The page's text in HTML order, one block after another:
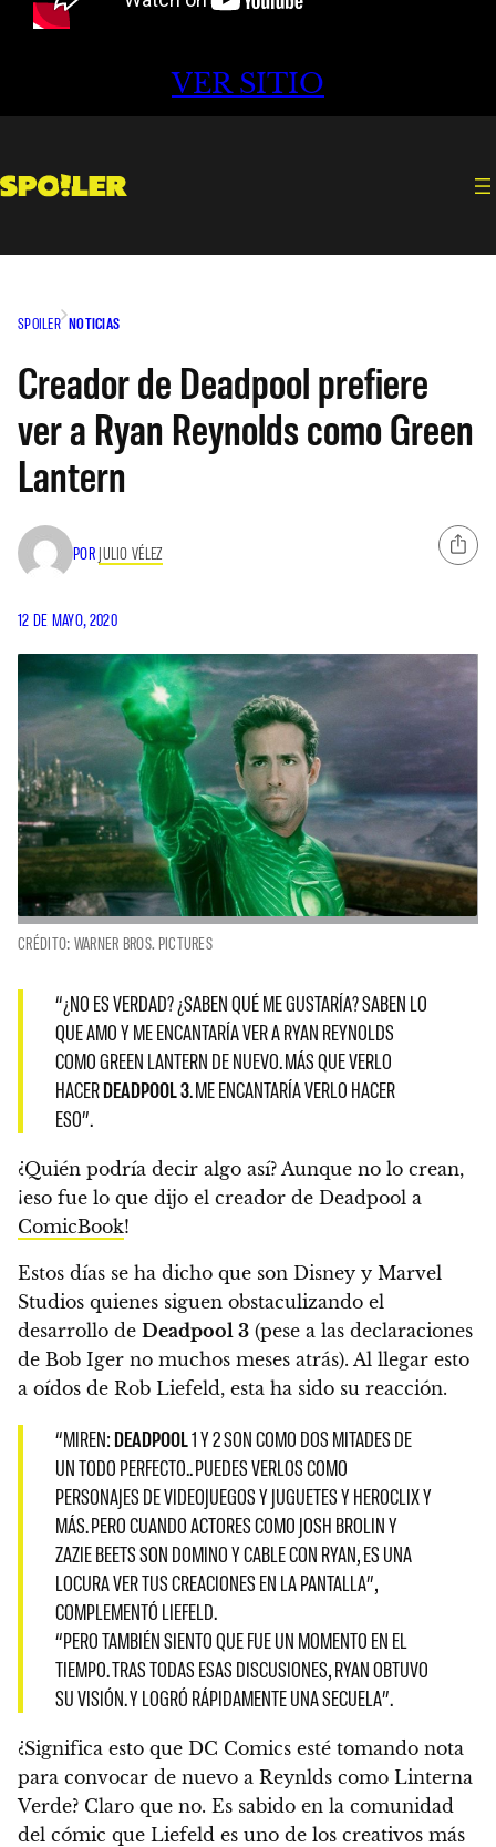
VER SITIO
SPOILER NOTICIAS
Creador de Deadpool prefiere
ver a Ryan Reynolds como Green
Lantern
POR JULIO VÉLEZ
12 DE MAYO, 2020
CRÉDITO: WARNER BROS. PICTURES
“¿NO ES VERDAD? ¿SABEN QUÉ ME GUSTARÍA? SABEN LO
QUE AMO YME ENCANTARÍA VER A RYAN REYNOLDS
COMO GREEN LANTERN DE NUEVO. MÁS QUE VERLO
HACERDEADPOOL 3. ME ENCANTARÍA VERLO HACER
ESO”.
¿Quién podría decir algo así? Aunque no lo crean,
¡eso fue lo que dijo el creador de Deadpool a
ComicBook!
Estos días se ha dicho que son Disney y Marvel
Studios quienes siguen obstaculizando el
desarrollo de Deadpool 3 (pese a las declaraciones
de Bob Iger no muchos meses atrás). Al llegar esto
a oídos de Rob Liefeld, esta ha sido su reacción.
“MIREN: DEADPOOL 1 Y 2 SON COMO DOS MITADES DE
UN TODO PERFECTO.. PUEDES VERLOS COMO
PERSONAJES DE VIDEOJUEGOS Y JUGUETES Y HEROCLIX Y
MÁS. PERO CUANDO ACTORES COMO JOSH BROLIN Y
ZAZIE BEETS SON DOMINO Y CABLE CON RYAN, ES UNA
LOCURA VER TUS CREACIONES EN LA PANTALLA”,
COMPLEMENTÓ LIEFELD.
“PERO TAMBIÉN SIENTO QUE FUE UN MOMENTO EN EL
TIEMPO. TRAS TODAS ESAS DISCUSIONES, RYAN OBTUVO
SU VISIÓN. Y LOGRÓ RÁPIDAMENTE UNA SECUELA”.
¿Significa esto que DC Comics esté tomando nota
para convocar de nuevo a Reynlds como Linterna
Verde? Claro que no. Es sabido en la comunidad
del cómic que Liefeld es uno de los creativos más